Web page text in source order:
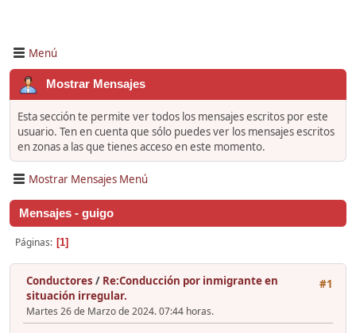
Menú
Mostrar Mensajes
Esta sección te permite ver todos los mensajes escritos por este
usuario. Ten en cuenta que sólo puedes ver los mensajes escritos
en zonas a las que tienes acceso en este momento.
Mostrar Mensajes Menú
Mensajes - guigo
Páginas 1
#1
Conductores / Re:Conducción por inmigrante en
situación irregular.
Martes 26 de Marzo de 2024. 07:44 horas.